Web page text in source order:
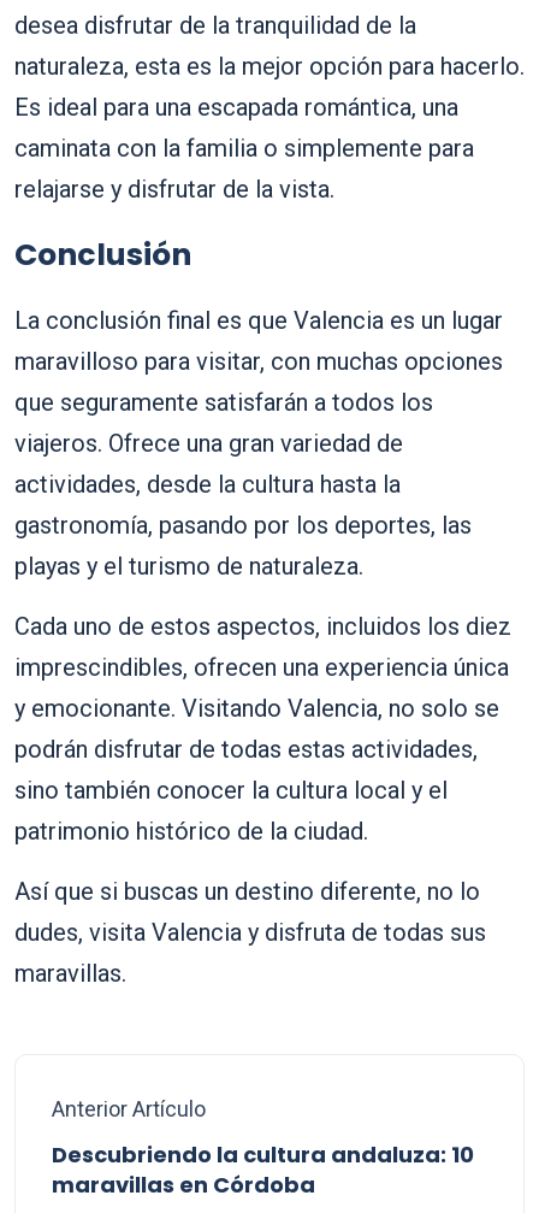
desea disfrutar de la tranquilidad de la
naturaleza, esta es la mejor opción para hacerlo.
Es ideal para una escapada romántica, una
caminata con la familia o simplemente para
relajarse y disfrutar de la vista.
Conclusión
La conclusión final es que Valencia es un lugar
maravilloso para visitar, con muchas opciones
que seguramente satisfarán a todos los
viajeros. Ofrece una gran variedad de
actividades, desde la cultura hasta la
gastronomía, pasando por los deportes, las
playas y el turismo de naturaleza.
Cada uno de estos aspectos, incluidos los diez
imprescindibles, ofrecen una experiencia única
y emocionante. Visitando Valencia, no solo se
podrán disfrutar de todas estas actividades,
sino también conocer la cultura local y el
patrimonio histórico de la ciudad.
Así que si buscas un destino diferente, no lo
dudes, visita Valencia y disfruta de todas sus
maravillas.
Anterior Artículo
Descubriendo la cultura andaluza: 10
maravillas en Córdoba